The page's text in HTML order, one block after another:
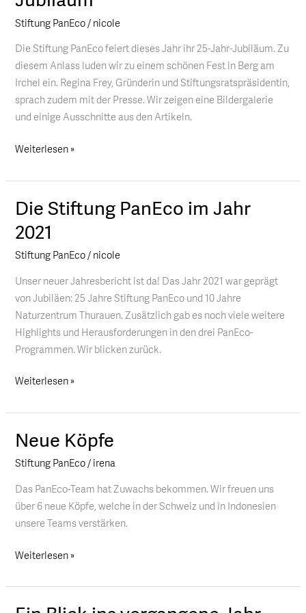
Stiftung PanEco / nicole
Die Stiftung PanEco feiert dieses Jahr ihr 25-Jahr-Jubiläum. Zu
diesem Anlass luden wir zu einem schönen Fest in Berg am
Irchel ein. Regina Frey, Gründerin und Stiftungsratspräsidentin,
sprach zudem mit der Presse. Wir zeigen eine Bildergalerie
und einige Ausschnitte aus den Artikeln.
Weiterlesen »
Die Stiftung PanEco im Jahr
2021
Stiftung PanEco/ nicole
Unser neuer Jahresbericht ist da! Das Jahr 2021 war geprägt
von Jubiläen: 25 Jahre Stiftung PanEco und 10 Jahre
Naturzentrum Thurauen. Zusätzlich gab es noch viele weitere
Highlights und Herausforderungen in den drei PanEco-
Programmen. Wir blicken zurück.
Die
PanEco
im
Weiterlesen »
Neue Köpfe
Stiftung PanEco/ irena
Das PanEco-Team hat Zuwachs bekommen. Wir freuen uns
über 6 neue Köpfe, welche in der Schweiz und in Indonesien
unsere Teams verstärken.
Neue
Weiterlesen »
Ein